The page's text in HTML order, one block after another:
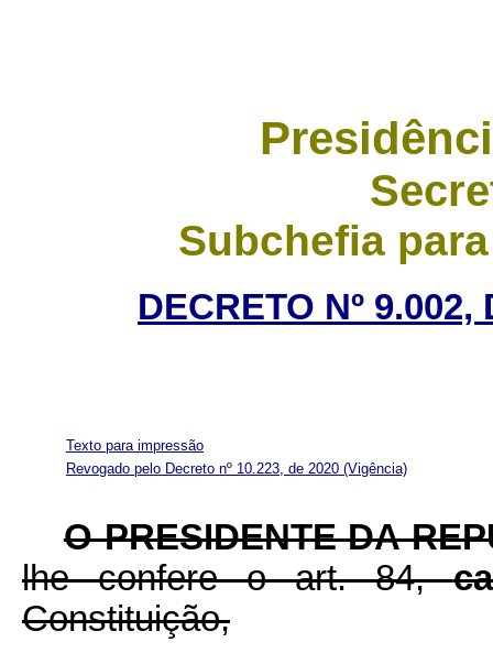
Subchefia
DECRETO Nº
Texto para impressão
Revogado pelo Decreto nº 10.223, de 2020 (Vigência)
O PRESIDENTE DA
lhe confere o art. 84,
Constituição,